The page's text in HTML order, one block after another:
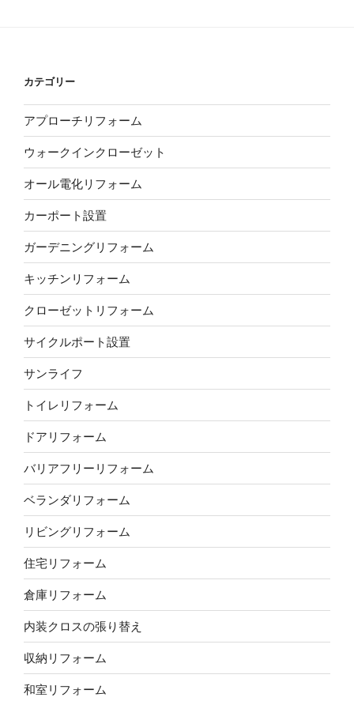
カテゴリー
アプローチリフォーム
ウォークインクローゼット
オール電化リフォーム
カーポート設置
ガーデニングリフォーム
キッチンリフォーム
クローゼットリフォーム
サイクルポート設置
サンライフ
トイレリフォーム
ドアリフォーム
バリアフリーリフォーム
ベランダリフォーム
リビングリフォーム
住宅リフォーム
倉庫リフォーム
内装クロスの張り替え
収納リフォーム
和室リフォーム